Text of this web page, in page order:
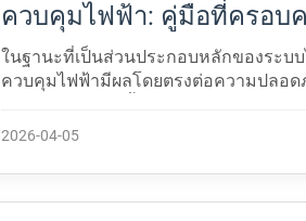
ควบคุมไฟฟ้า: คู่มือที่ครอบ
การจัดส่ง
ในฐานะที่เป็นส่วนประกอบหลักของระบ
ควบคุมไฟฟ้ามีผลโดยตรงต่อความปลอด
ผลิตบทความน$...
2026-04-05